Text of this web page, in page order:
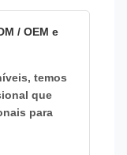
/ OEM e
temos
que
para